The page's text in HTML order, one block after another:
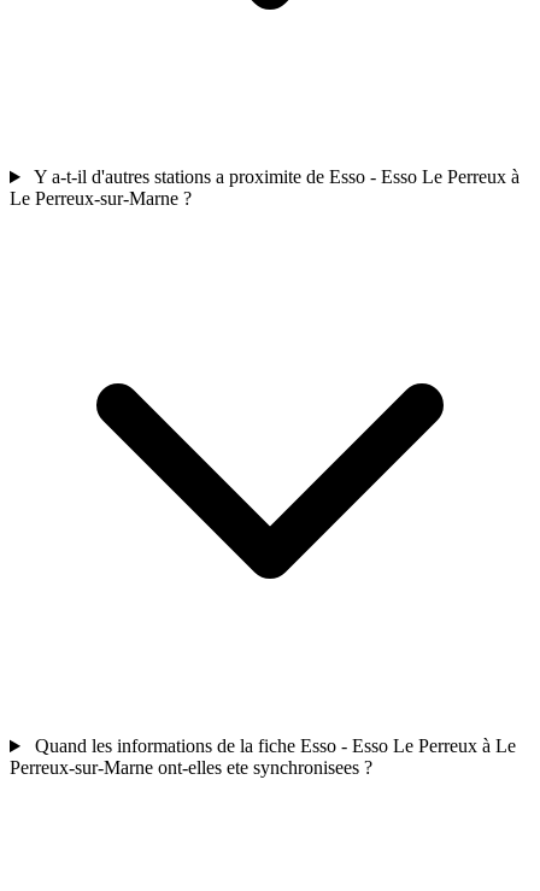
Y a-t-il d'autres stations a proximite de Esso - Esso Le Perreux à
Le Perreux-sur-Marne ?
Quand les informations de la fiche Esso - Esso Le Perreux à Le
Perreux-sur-Marne ont-elles ete synchronisees ?